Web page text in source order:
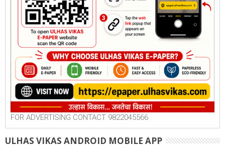
FOR ADVERTISING CONTACT 9822045566
ULHAS VIKAS ANDROID MOBILE APP